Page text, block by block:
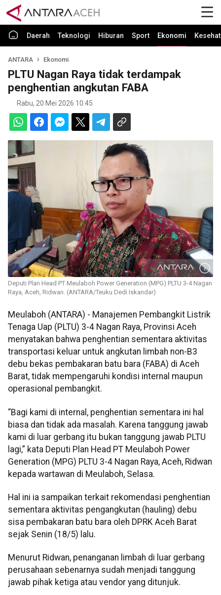
Daerah Teknologi Hiburan Sport Ekonomi
ANTARA Ekonomi
PLTU Nagan Raya tidak terdampak
penghentian angkutan FABA
Rabu, 20 Mei 2026 10:45
Deputi Plan Head PT Meulaboh Power Generation (MPG) PLTU 3-4 Nagan
Raya, Aceh, Ridwan. (ANTARA/Teuku Dedi Iskandar)
Meulaboh (ANTARA) - Manajemen Pembangkit Listrik
Tenaga Uap (PLTU) 3-4 Nagan Raya, Provinsi Aceh
menyatakan bahwa penghentian sementara aktivitas
transportasi keluar untuk angkutan limbah non-B3
debu bekas pembakaran batu bara (FABA) di Aceh
Barat, tidak mempengaruhi kondisi internal maupun
operasional pembangkit.
“Bagi kami di internal, penghentian sementara ini hal
biasa dan tidak ada masalah. Karena tanggung jawab
kami di luar gerbang itu bukan tanggung jawab PLTU
lagi,” kata Deputi Plan Head PT Meulaboh Power
Generation (MPG) PLTU 3-4 Nagan Raya, Aceh, Ridwan
kepada wartawan di Meulaboh, Selasa.
Hal ini ia sampaikan terkait rekomendasi penghentian
sementara aktivitas pengangkutan (hauling) debu
sisa pembakaran batu bara oleh DPRK Aceh Barat
sejak Senin (18/5) lalu.
Menurut Ridwan, penanganan limbah di luar gerbang
perusahaan sebenarnya sudah menjadi tanggung
jawab pihak ketiga atau vendor yang ditunjuk.